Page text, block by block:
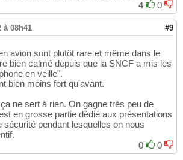
4
0
à 08h41 #9
avion sont plutôt rare et même dans le
bien calmé depuis que la SNCF a mis les
en veille".
bien moins fort qu'avant.
ne sert à rien. On gagne très peu de
en grosse partie dédié aux présentations
sécurité pendant lesquelles on nous
0
0